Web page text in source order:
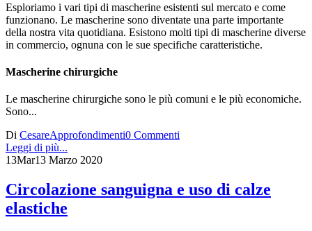
Esploriamo i vari tipi di mascherine esistenti sul mercato e come
funzionano. Le mascherine sono diventate una parte importante
della nostra vita quotidiana. Esistono molti tipi di mascherine diverse
in commercio, ognuna con le sue specifiche caratteristiche.
Mascherine chirurgiche
Le mascherine chirurgiche sono le più comuni e le più economiche.
Sono...
Di CesareApprofondimenti0 Commenti
Leggi di più...
13Mar13 Marzo 2020
Circolazione sanguigna e uso di calze
elastiche